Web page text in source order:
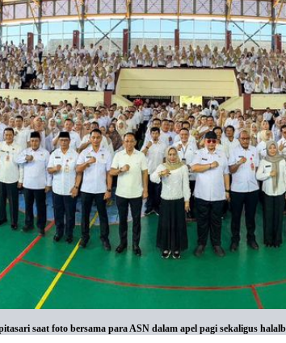
saat foto bersama para ASN dalam apel pagi sekaligus